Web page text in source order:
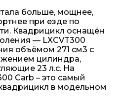
больше, мощнее,
при езде по
Квадрицикл оснащён
— LXCVT300
объёмом 271 см3 с
цилиндра,
23 л.с. На
Carb – это самый
в модельном